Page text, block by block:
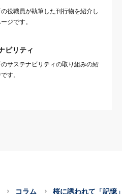
役職員が執筆した刊行物を紹介し
ジです。
ビリティ
サステナビリティの取り組みの紹
す。
コラム 桜に誘われて「記憶